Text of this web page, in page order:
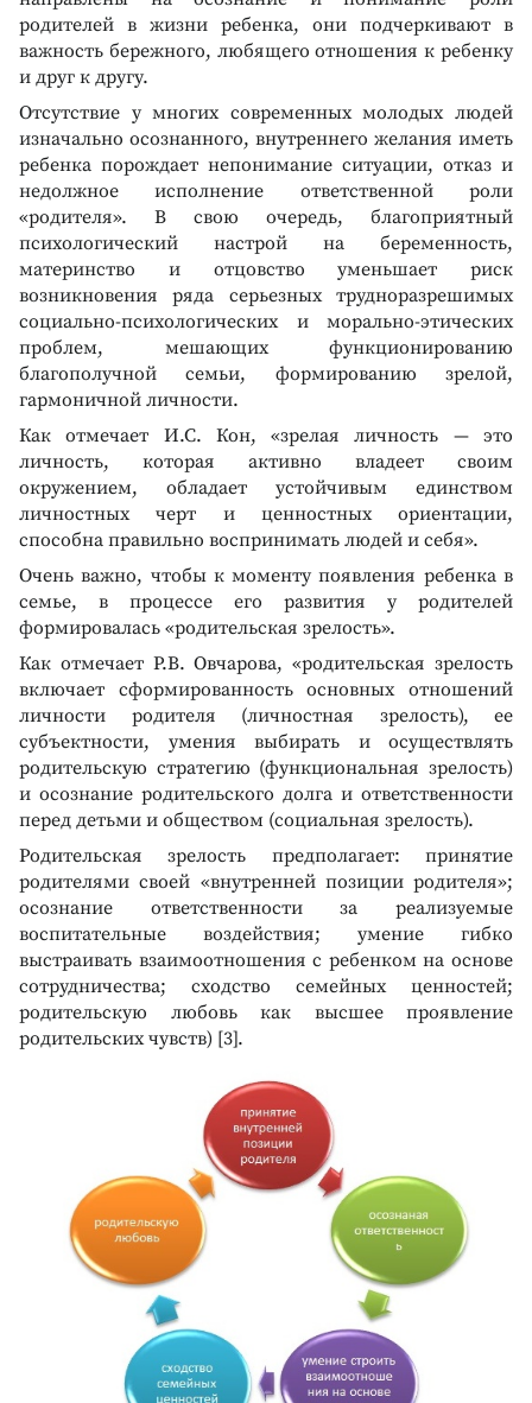
родителей в жизни ребенка, они подчеркивают в
важность бережного, любящего отношения к ребенку
и друг к другу.
Отсутствие у многих современных молодых людей
изначально осознанного, внутреннего желания иметь
ребенка порождает непонимание ситуации, отказ и
недолжное исполнение ответственной роли
«родителя». В свою очередь, благоприятный
психологический настрой на беременность,
материнство и отцовство уменьшает риск
возникновения ряда серьезных трудноразрешимых
социально-психологических и морально-этических
проблем, мешающих функционированию
благополучной семьи, формированию зрелой,
гармоничной личности.
Как отмечает И.С. Кон, «зрелая личность — это
личность, которая активно владеет своим
окружением, обладает устойчивым единством
личностных черт и ценностных ориентации,
способна правильно воспринимать людей и себя».
Очень важно, чтобы к моменту появления ребенка в
семье, в процессе его развития у родителей
формировалась «родительская зрелость».
Как отмечает Р.В. Овчарова, «родительская зрелость
включает сформированность основных отношений
личности родителя (личностная зрелость), ее
субъектности, умения выбирать и осуществлять
родительскую стратегию (функциональная зрелость)
и осознание родительского долга и ответственности
перед детьми и обществом (социальная зрелость).
Родительская зрелость предполагает: принятие
родителями своей «внутренней позиции родителя»;
осознание ответственности за реализуемые
воспитательные воздействия; умение гибко
выстраивать взаимоотношения с ребенком на основе
сотрудничества; сходство семейных ценностей;
родительскую любовь как высшее проявление
родительских чувств) [3].